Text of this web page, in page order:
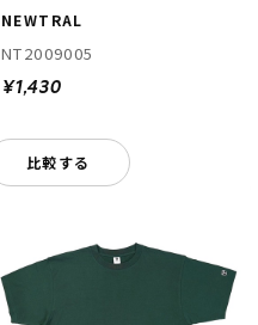
NEWTRAL
NT2009005
¥1,430
比較する